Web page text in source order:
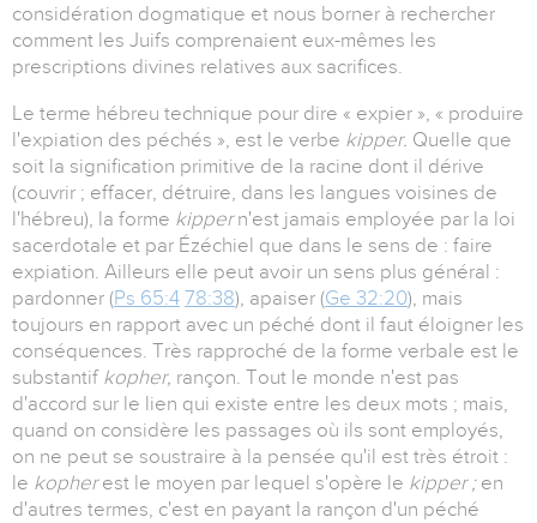
considération dogmatique et nous borner à rechercher
comment les Juifs comprenaient eux-mêmes les
prescriptions divines relatives aux sacrifices.
Le terme hébreu technique pour dire « expier », « produire
l'expiation des péchés », est le verbe kipper. Quelle que
soit la signification primitive de la racine dont il dérive
(couvrir ; effacer, détruire, dans les langues voisines de
l'hébreu), la forme kippern'est jamais employée par la loi
sacerdotale et par Ézéchiel que dans le sens de : faire
expiation. Ailleurs elle peut avoir un sens plus général :
pardonner (Ps 65:4 78:38), apaiser (Ge 32:20), mais
toujours en rapport avec un péché dont il faut éloigner les
conséquences. Très rapproché de la forme verbale est le
substantif kopher, rançon. Tout le monde n'est pas
d'accord sur le lien qui existe entre les deux mots ; mais,
quand on considère les passages où ils sont employés,
on ne peut se soustraire à la pensée qu'il est très étroit :
le kopherest le moyen par lequel s'opère le kipper ; en
d'autres termes, c'est en payant la rançon d'un péché